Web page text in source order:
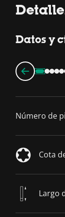
Datos y
Número de
Cota
Largo